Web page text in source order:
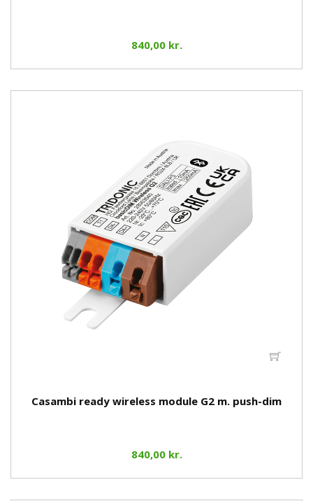
840,00 kr.
Casambi ready wireless module G2 m. push-dim
840,00 kr.